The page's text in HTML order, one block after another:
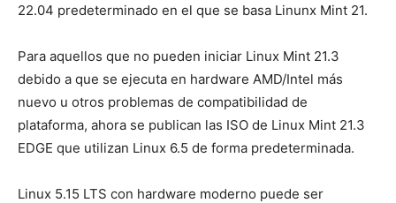
22.04 predeterminado en el que se basa Linunx Mint 21.
Para aquellos que no pueden iniciar Linux Mint 21.3
debido a que se ejecuta en hardware AMD/Intel más
nuevo u otros problemas de compatibilidad de
plataforma, ahora se publican las ISO de Linux Mint 21.3
EDGE que utilizan Linux 6.5 de forma predeterminada.
Linux 5.15 LTS con hardware moderno puede ser